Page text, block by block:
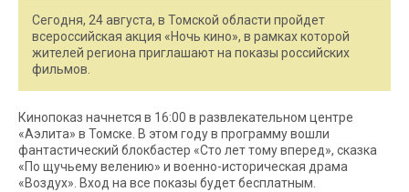
Сегодня, 24 августа, в Томской области пройдет
всероссийская акция «Ночь кино», в рамках которой
жителей региона приглашают на показы российских
фильмов.
Кинопоказ начнется в 16:00 в развлекательном центре
«Аэлита» в Томске. В этом году в программу вошли
фантастический блокбастер «Сто лет тому вперед», сказка
«По щучьему велению» и военно-историческая драма
«Воздух». Вход на все показы будет бесплатным.